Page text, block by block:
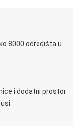
8000 odredišta u
i dodatni prostor